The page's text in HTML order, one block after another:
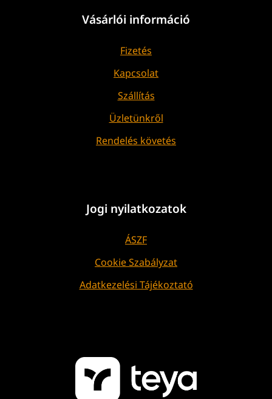
Vásárlói információ
Fizetés
Kapcsolat
Szállítás
Üzletünkről
Rendelés követés
Jogi nyilatkozatok
ÁSZF
Cookie Szabályzat
Adatkezelési Tájékoztató